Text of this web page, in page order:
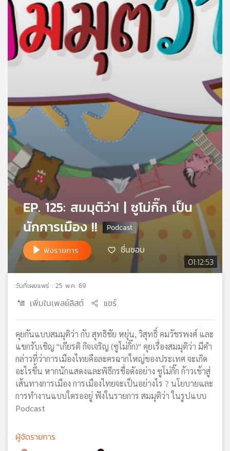
บทความ
ข่าว
เกี่ยว
กับ
เรา
เครือ
ข่าย
วิทยุ
บี
เอส
วิทยุ
01:12:53
EP. 125: สมมุติว่า! | ซูโม่กิ๊ก เป็น
นักการเมือง !!
ฟังรายการ ชื่นชอบ
วันที่เผยแพร่ : 25 พ.ค. 69
เพิ่มในเพลย์ลิสต์ แชร์
คุยกันแบบสมมุติว่า กับ สุทธิชัย หยุ่น, วิสุทธิ์ คมวัชรพงศ์ และ
แขกรับเชิญ "เกียรติ กิจเจริญ (ซูโม่กิ๊ก)" คุยเรื่องสมมุติว่า มีคำ
กล่าวที่ว่าการเมืองไทยคือละครฉากใหญ่ของประเทศ จะเกิด
อะไรขึ้น หากนักแสดงและพิธีกรชื่อดังอย่าง ซูโม่กิ๊ก ก้าวเข้าสู่
เส้นทางการเมือง การเมืองไทยจะเป็นอย่างไร ? นโยบายและ
การทำงานแบบใดรออยู่ ฟังในรายการ สมมุติว่า ในรูปแบบ
Podcast
ผู้จัดรายการ